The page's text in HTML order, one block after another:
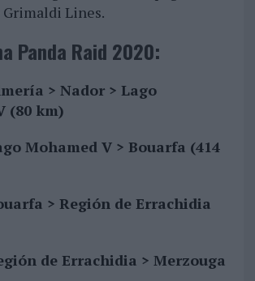
Lines.
Panda Raid 2020:
> Nador > Lago
(80 km)
Mohamed V > Bouarfa (414
> Región de Errachidia
de Errachidia > Merzouga